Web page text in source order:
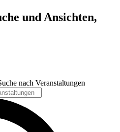
und Ansichten,
nach Veranstaltungen